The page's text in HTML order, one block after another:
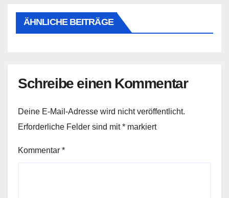
ÄHNLICHE BEITRÄGE
Schreibe einen Kommentar
Deine E-Mail-Adresse wird nicht veröffentlicht.
Erforderliche Felder sind mit* markiert
Kommentar *